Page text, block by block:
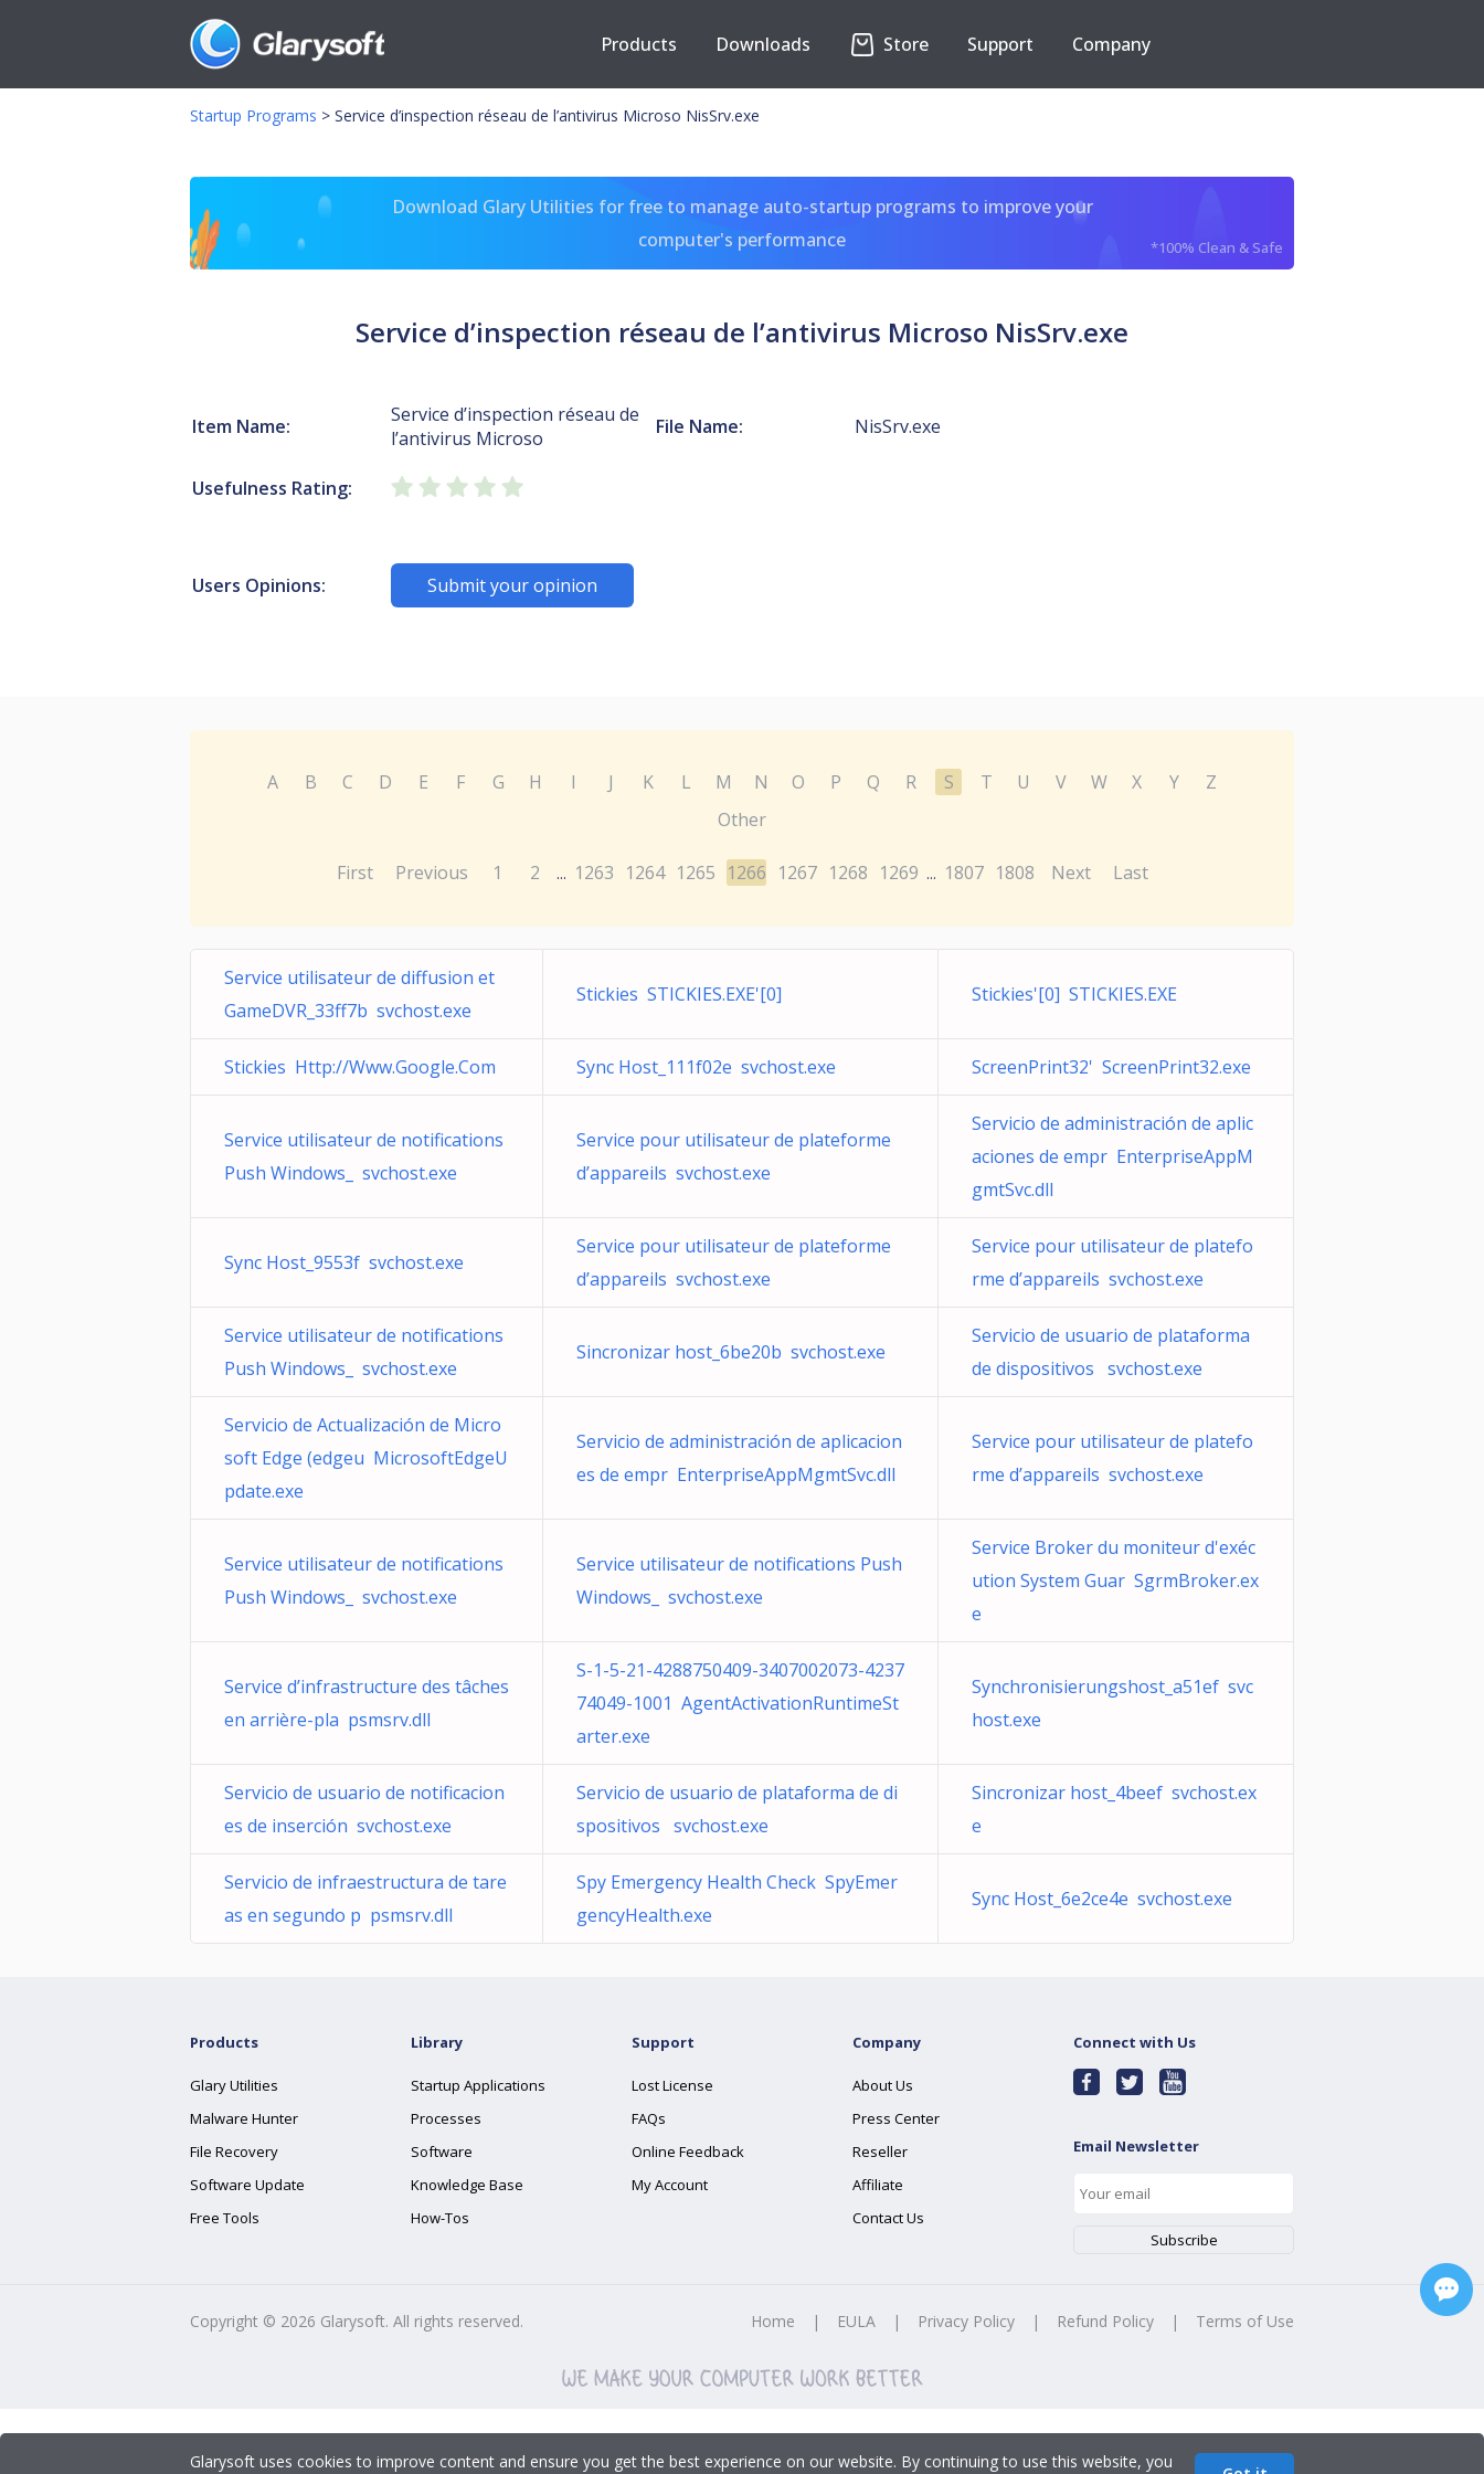
Products Downloads Store Support Company
Startup Programs > Service d’inspection réseau de l’antivirus Microso NisSrv.exe
Download Glary Utilities for free to manage auto-startup programs to improve your
computer's performance
*100% Clean & Safe
Service d’inspection réseau de l’antivirus Microso NisSrv.exe
Item Name:
Service d’inspection réseau de
l’antivirus Microso
File Name: NisSrv.exe
Usefulness Rating:
Users Opinions: Submit your opinion
A B C D E F G H I J K L M N O P Q R S T U V W X Y
Z
Other
First Previous 1 2 ... 1263 1264 1265 1266 1267 1268 1269 ... 1807 1808 Next Last
Service utilisateur de diffusion et
GameDVR_33ff7b svchost.exe
Stickies STICKIES.EXE'[0] Stickies'[0] STICKIES.EXE
Stickies Http://Www.Google.Com Sync Host_111f02e svchost.exe ScreenPrint32' ScreenPrint32.exe
Service utilisateur de notifications
Push Windows_ svchost.exe
Service pour utilisateur de plateforme
d’appareils svchost.exe
Servicio de administración de aplic
aciones de empr EnterpriseAppM
gmtSvc.dll
Sync Host_9553f svchost.exe
Service pour utilisateur de plateforme
d’appareils svchost.exe
Service pour utilisateur de platefo
rme d’appareils svchost.exe
Service utilisateur de notifications
Push Windows_ svchost.exe
Sincronizar host_6be20b svchost.exe
Servicio de usuario de plataforma
de dispositivos svchost.exe
Servicio de Actualización de Micro
soft Edge (edgeu MicrosoftEdgeU
pdate.exe
Servicio de administración de aplicacion
es de empr EnterpriseAppMgmtSvc.dll
Service pour utilisateur de platefo
rme d’appareils svchost.exe
Service utilisateur de notifications
Push Windows_ svchost.exe
Service utilisateur de notifications Push
Windows_ svchost.exe
Service Broker du moniteur d'exéc
ution System Guar SgrmBroker.ex
e
Service d’infrastructure des tâches
en arrière-pla psmsrv.dll
S-1-5-21-4288750409-3407002073-4237
74049-1001 AgentActivationRuntimeSt
arter.exe
Synchronisierungshost_a51ef svc
host.exe
Servicio de usuario de notificacion
es de inserción svchost.exe
Servicio de usuario de plataforma de di
spositivos svchost.exe
Sincronizar host_4beef svchost.ex
e
Servicio de infraestructura de tare
as en segundo p psmsrv.dll
Spy Emergency Health Check SpyEmer
gencyHealth.exe
Sync Host_6e2ce4e svchost.exe
Products
Glary Utilities
Malware Hunter
File Recovery
Software Update
Free Tools
Library
Startup Applications
Processes
Software
Knowledge Base
How-Tos
Support
Lost License
FAQs
Online Feedback
My Account
Company
About Us
Press Center
Reseller
Affiliate
Contact Us
Connect with Us
Email Newsletter
Copyright © 2026 Glarysoft. All rights reserved. Home | EULA | Privacy Policy | Refund Policy | Terms of Use
Glarysoft uses cookies to improve content and ensure you get the best experience on our website. By continuing to use this website, you